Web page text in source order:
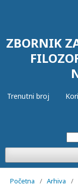
ZBORNIK
Trenutni broj
Početna / Arhiva /